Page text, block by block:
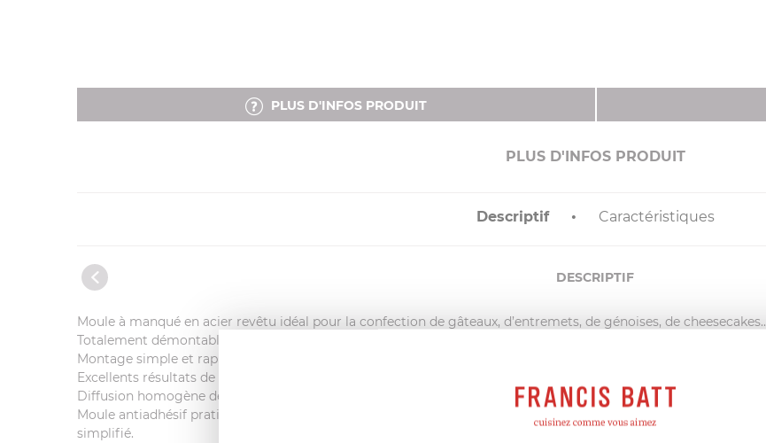
PLUS D'INFOS PRODUIT
PLUS D'INFOS PRODUIT
Descriptif Caractéristiques
DESCRIPTIF
Moule à manqué en acier revêtu idéal pour la confection de gâteaux, d’entremets, de génoises, de
Totalement démontable grâce à son système de charnière : démoulage facilité.
Montage simple et rapide du moule, étanchéité maximale : la pâte à gâteau ne coule pas.
Excellents résultats de cuisson grâce à l’acier : le moule atteint de hautes températures permettant la
Diffusion homogène de la chaleur et cuisson uniforme.
Moule antiadhésif pratique et fonctionnel : revêtement PTFE garanti sans PFOA pour un démoulage facilité,
simplifié.